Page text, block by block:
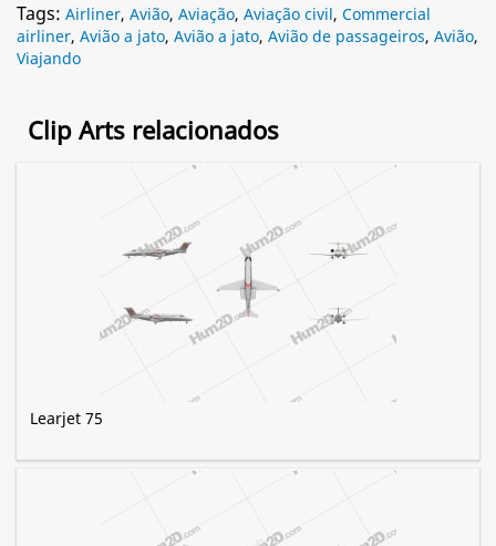
Tags: Airliner, Avião, Aviação, Aviação civil, Commercial
airliner, Avião a jato, Avião a jato, Avião de passageiros, Avião,
Viajando
Clip Arts relacionados
Learjet 75